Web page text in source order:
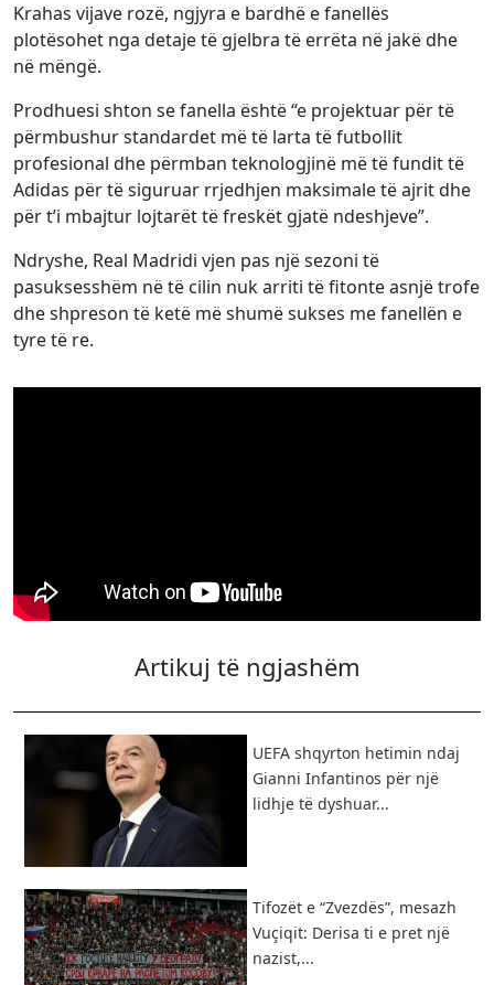
Krahas vijave rozë, ngjyra e bardhë e fanellës
plotësohet nga detaje të gjelbra të errëta në jakë dhe
në mëngë.
Prodhuesi shton se fanella është “e projektuar për të
përmbushur standardet më të larta të futbollit
profesional dhe përmban teknologjinë më të fundit të
Adidas për të siguruar rrjedhjen maksimale të ajrit dhe
për t’i mbajtur lojtarët të freskët gjatë ndeshjeve”.
Ndryshe, Real Madridi vjen pas një sezoni të
pasuksesshëm në të cilin nuk arriti të fitonte asnjë trofe
dhe shpreson të ketë më shumë sukses me fanellën e
tyre të re.
Artikuj të ngjashëm
UEFA shqyrton hetimin ndaj
Gianni Infantinos për një
lidhje të dyshuar...
Tifozët e “Zvezdës”, mesazh
Vuçiqit: Derisa ti e pret një
nazist,...